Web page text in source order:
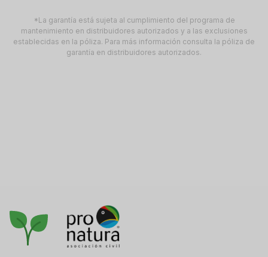
*La garantía está sujeta al cumplimiento del programa de
mantenimiento en distribuidores autorizados y a las exclusiones
establecidas en la póliza. Para más información consulta la póliza de
garantía en distribuidores autorizados.